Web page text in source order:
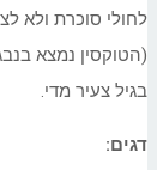
לחולי סוכרת ולא
בגיל צעיר מדי.
דגים: